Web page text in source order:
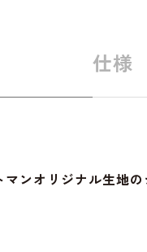
仕様
ンオリジナル生地